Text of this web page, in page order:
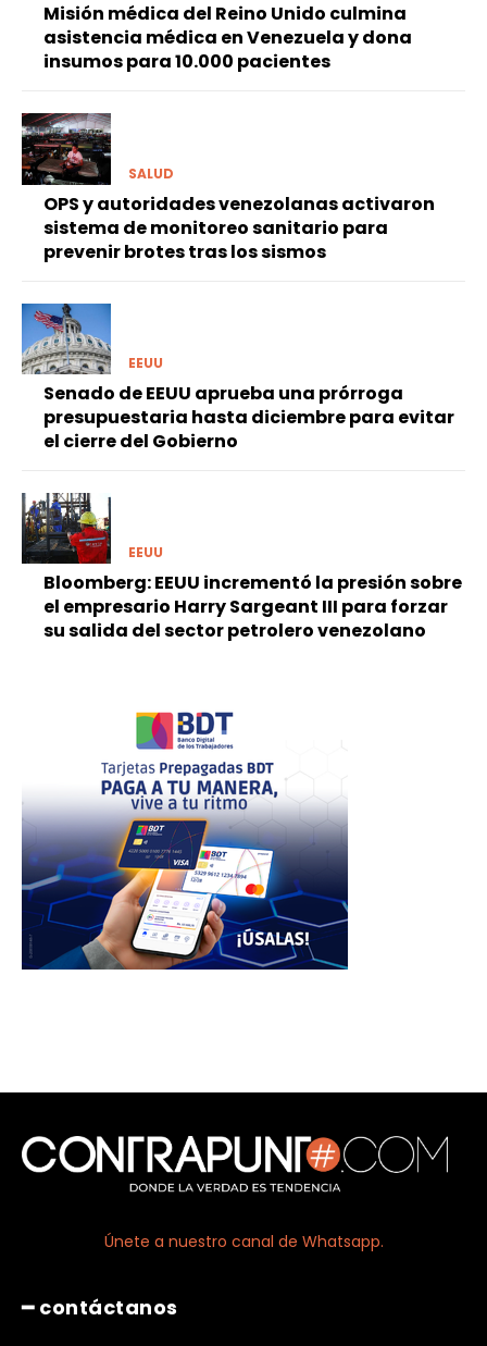
Misión médica del Reino Unido culmina
asistencia médica en Venezuela y dona
insumos para 10.000 pacientes
SALUD
OPS y autoridades venezolanas activaron
sistema de monitoreo sanitario para
prevenir brotes tras los sismos
EEUU
Senado de EEUU aprueba una prórroga
presupuestaria hasta diciembre para evitar
el cierre del Gobierno
EEUU
Bloomberg: EEUU incrementó la presión sobre
el empresario Harry Sargeant III para forzar
su salida del sector petrolero venezolano
Únete a nuestro canal de Whatsapp.
━ contáctanos